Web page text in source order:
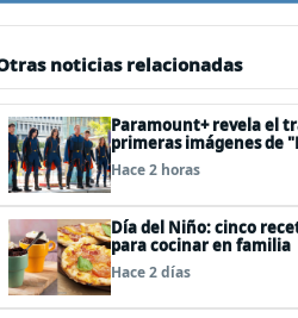
noticias relacionadas
Paramount+ revela el
primeras imágenes de
los Thundermans"
Hace 2 horas
Día del Niño: cinco
para cocinar en familia
Hace 2 días